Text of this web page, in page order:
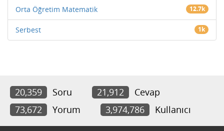
Orta Öğretim Matematik 12.7k
Serbest 1k
20,359 Soru 21,912
Cevap
73,672
Yorum 3,974,786 Kullanıcı